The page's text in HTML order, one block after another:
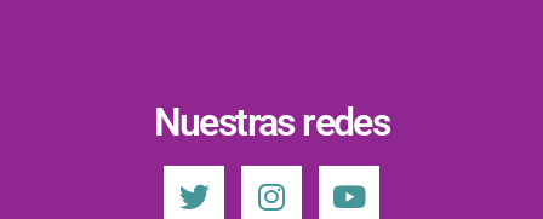
Nuestras redes